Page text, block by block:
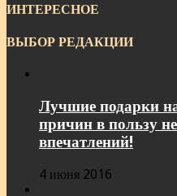
ИНТЕРЕСНОЕ
ВЫБОР РЕДАКЦИИ
Лучшие подарки
причин в пользу
впечатлений!
4 июня 2016